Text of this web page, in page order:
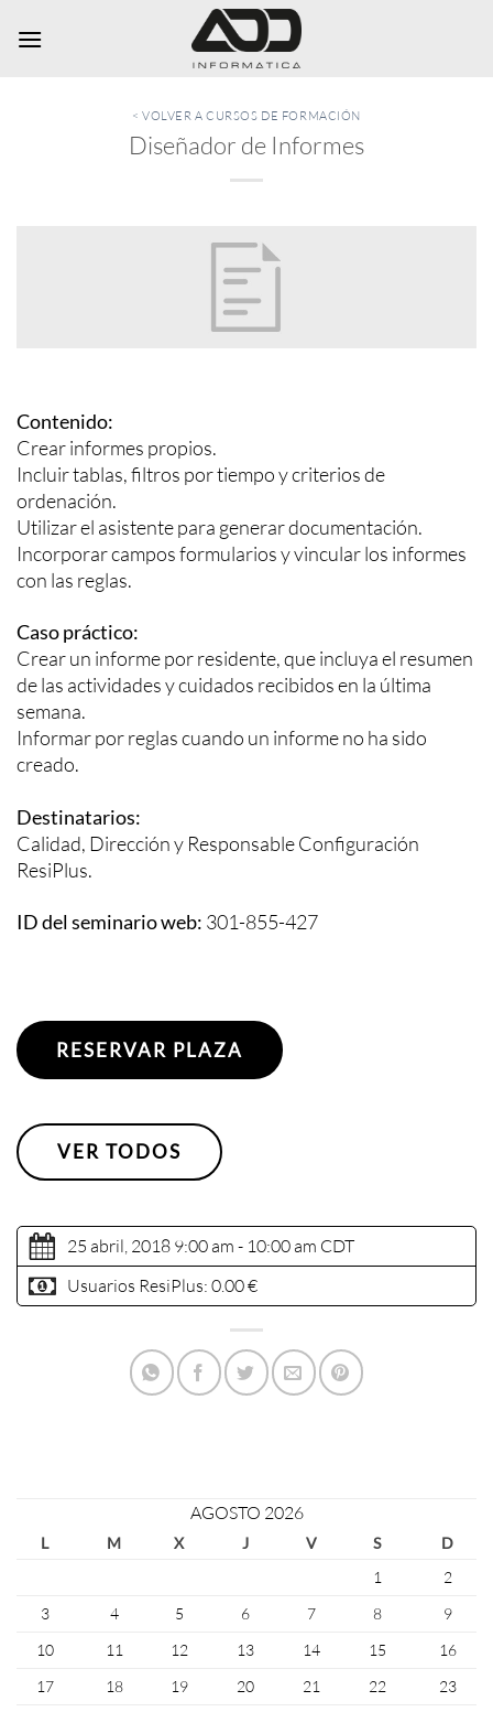
< VOLVER A CURSOS DE FORMACIÓN
Diseñador de Informes
Contenido:
Crear informes propios.
Incluir tablas, filtros por tiempo y criterios de
ordenación.
Utilizar el asistente para generar documentación.
Incorporar campos formularios y vincular los informes
con las reglas.
Caso práctico:
Crear un informe por residente, que incluya el resumen
de las actividades y cuidados recibidos en la última
semana.
Informar por reglas cuando un informe no ha sido
creado.
Destinatarios:
Calidad, Dirección y Responsable Configuración
ResiPlus.
ID del seminario web: 301-855-427
RESERVAR PLAZA
VER TODOS
25 abril, 2018 9:00 am - 10:00 am CDT
Usuarios ResiPlus: 0.00 €
AGOSTO 2026
L M X J V S
D
1
2
3
4 5 6 7 8
9
10
11 12 13 14 15
16
17
18 19 20 21 22
23